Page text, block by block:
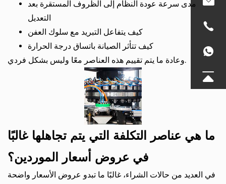
مدى سرعة عودة النظام إلى الظروف المستقرة بعد
التعديل
كيف يتفاعل التبريد مع سلوك العفن
كيف تتأثر الصيانة باتساق درجة الحرارة
وعادة ما يتم تقييم هذه العناصر معًا وليس بشكل فردي.
ما هي عناصر التكلفة التي يتم تجاهلها غالبًا
في عروض أسعار الموردين؟
في العديد من حالات الشراء، غالبًا ما تبدو عروض الأسعار واضحة